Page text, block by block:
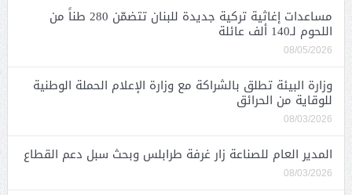
مساعدات إغاثية تركية جديدة للبنان تتضمّن 280 طناً من
اللحوم لـ140 ألف عائلة
08/05/2026
وزارة البيئة تطلق بالشراكة مع وزارة الإعلام الحملة الوطنية
للوقاية من الحرائق
08/03/2026
المدير العام للصناعة زار غرفة طرابلس وبحث سبل دعم القطاع
08/03/2026